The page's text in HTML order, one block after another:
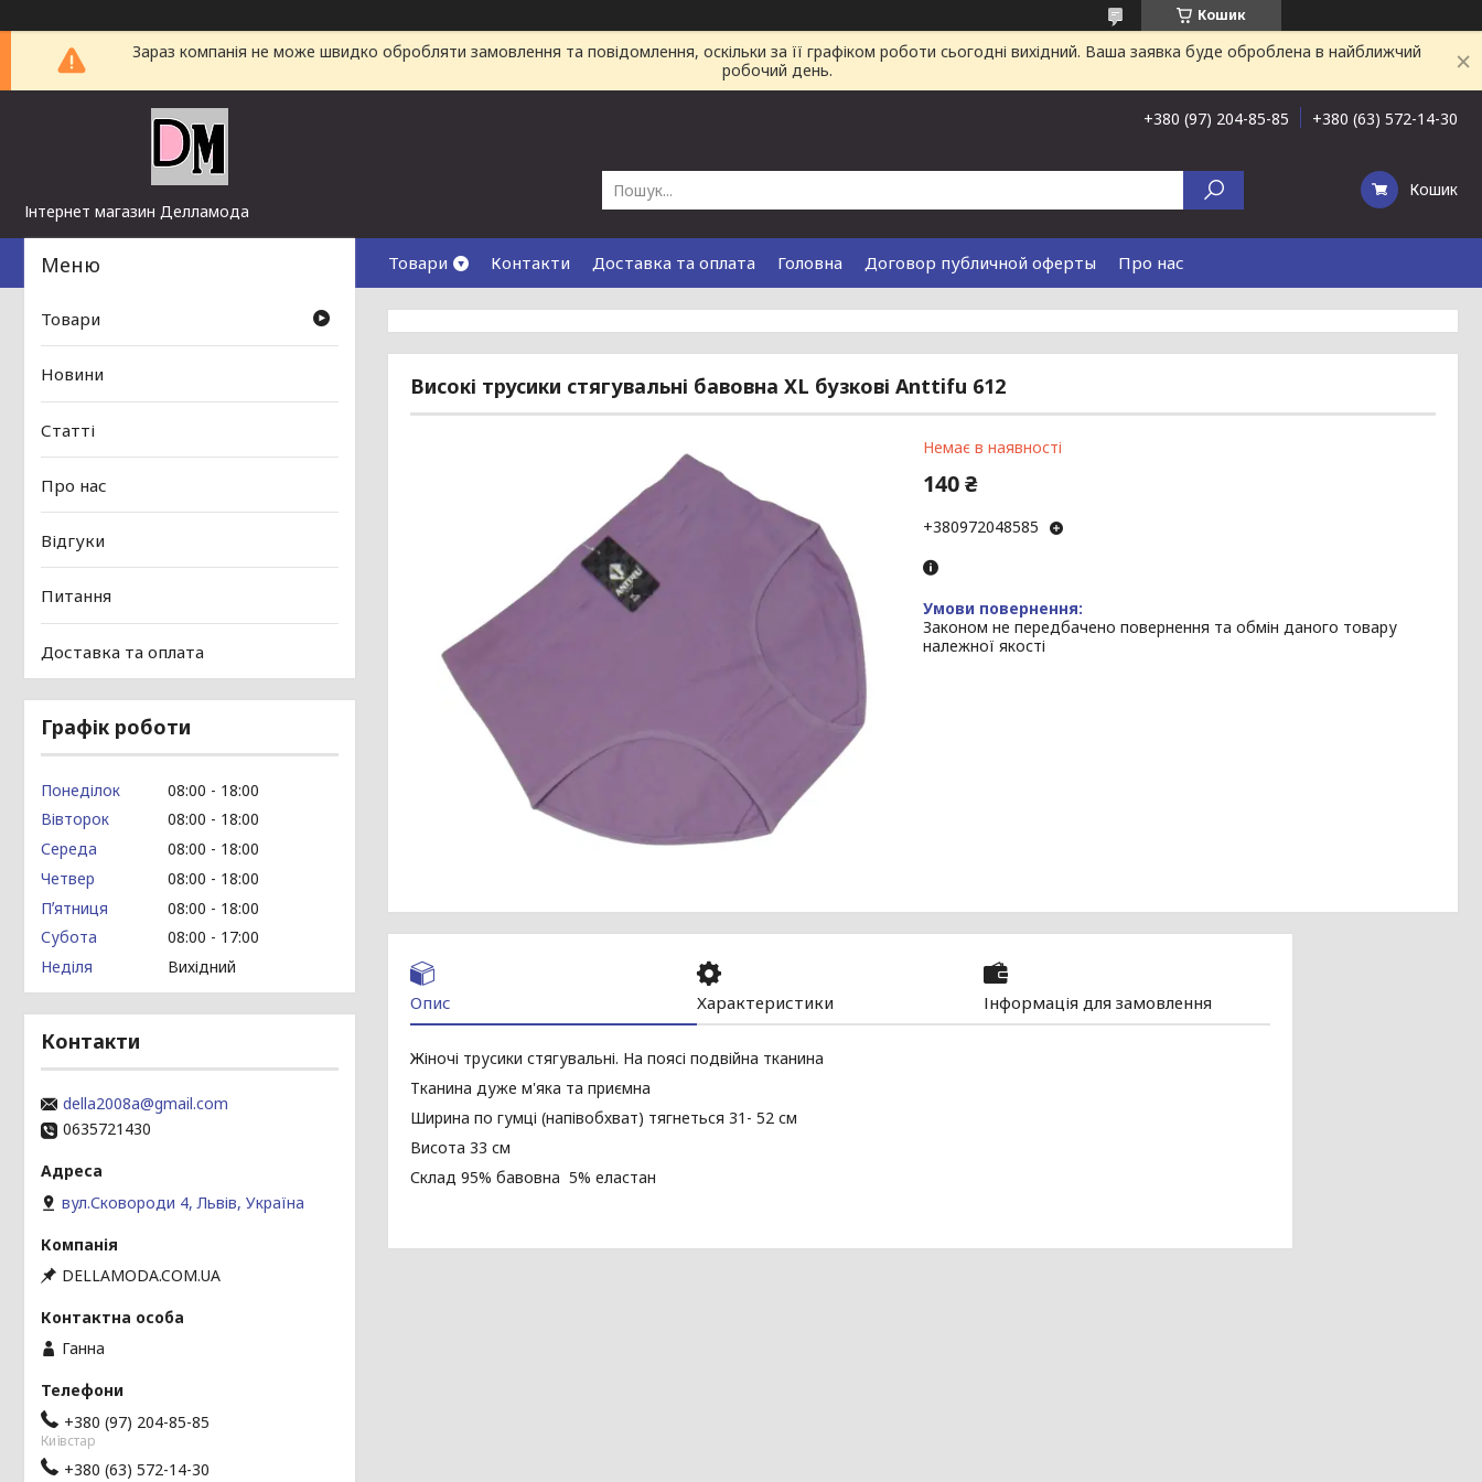
Кошик
Зараз компанія не може швидко обробляти замовлення та повідомлення, оскільки за її графіком роботи сьогодні вихідний. Ваша заявка буде оброблена в найближчий
робочий день.
Інтернет магазин Делламода
+380 (97) 204-85-85 +380 (63) 572-14-30
Кошик
Товари Контакти Доставка та оплата Головна Договор публичной оферты Про нас
Високі трусики стягувальні бавовна XL бузкові Anttifu 612
Немає в наявності
140 ₴
+380972048585
Законом не передбачено повернення та обмін даного товару
належної якості
Опис Характеристики Інформація для замовлення
Жіночі трусики стягувальні. На поясі подвійна тканина
Тканина дуже м'яка та приємна
Ширина по гумці (напівобхват) тягнеться 31- 52 см
Висота 33 см
Склад 95% бавовна 5% еластан
Товари
Новини
Статті
Про нас
Відгуки
Питання
Доставка та оплата
Графік роботи
Понеділок 08:00
18:00
Вівторок
08:00
18:00
Середа
08:00
18:00
Четвер
08:00
18:00
Пʼятниця
08:00
18:00
Субота
08:00
17:00
Неділя
Вихідний
Контакти
della2008a@gmail.com
0635721430
вул.Сковороди 4, Львів, Україна
DELLAMODA.COM.UA
Ганна
+380 (97) 204-85-85
Київстар
+380 (63) 572-14-30